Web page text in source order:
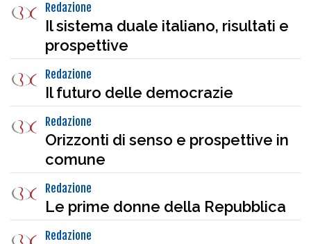
Redazione
Il sistema duale italiano, risultati e
prospettive
Redazione
Il futuro delle democrazie
Redazione
Orizzonti di senso e prospettive in
comune
Redazione
Le prime donne della Repubblica
Redazione